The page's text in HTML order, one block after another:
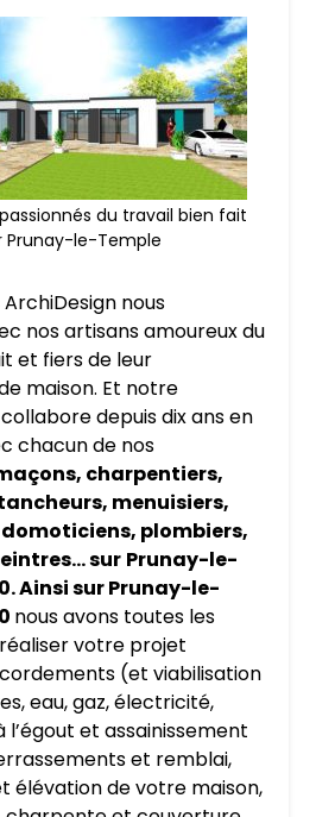
du travail bien fait
Prunay-le-Temple
nous
nos artisans amoureux du
et fiers de leur
maison. Et notre
depuis dix ans en
chacun de nos
charpentiers,
menuisiers,
plombiers,
sur Prunay-le-
Ainsi sur Prunay-le-
nous avons toutes les
votre projet
(et viabilisation
eau, gaz, électricité,
l’égout et assainissement
et remblai,
élévation de votre maison,